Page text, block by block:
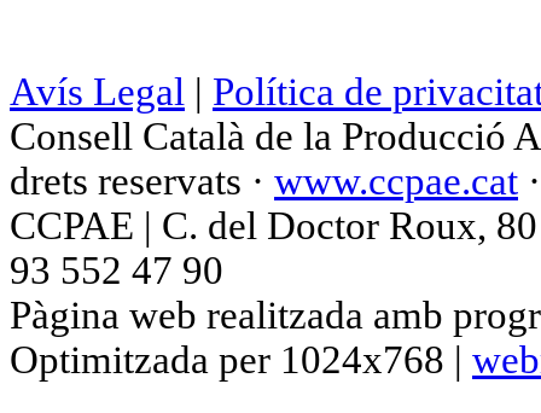
Avís Legal | Política de
Consell Català de la Producció
drets reservats · www.ccpae.cat
CCPAE | C. del Doctor Roux,
93 552 47 90
Pàgina web realitzada amb
Optimitzada per 1024x768 |